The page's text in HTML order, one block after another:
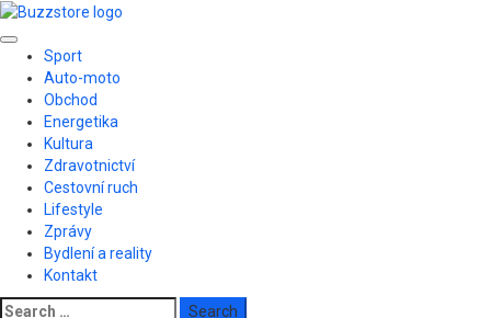
Skip
content
Primary
Menu
Sport
Auto-moto
Obchod
Energetika
Kultura
Zdravotnictví
Cestovní ruch
Lifestyle
Zprávy
Bydlení a reality
Kontakt
Search